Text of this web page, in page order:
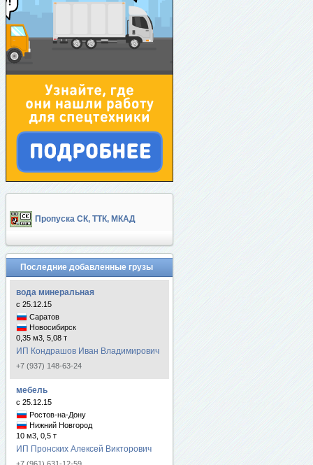
Пропуска СК, ТТК, МКАД
Последние добавленные грузы
вода минеральная
с 25.12.15
Саратов
Новосибирск
0,35 м3, 5,08 т
ИП Кондрашов Иван Владимирович
+7 (937) 148-63-24
мебель
с 25.12.15
Ростов-на-Дону
Нижний Новгород
10 м3, 0,5 т
ИП Пронских Алексей Викторович